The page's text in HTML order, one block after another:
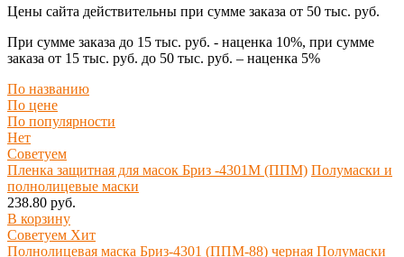
Цены сайта действительны при сумме заказа от 50 тыс. руб.
При сумме заказа до 15 тыс. руб. - наценка 10%, при сумме
заказа от 15 тыс. руб. до 50 тыс. руб. – наценка 5%
По названию
По цене
По популярности
Нет
Советуем
Пленка защитная для масок Бриз -4301М (ППМ) Полумаски и
полнолицевые маски
238.80 руб.
В корзину
Советуем Хит
Полнолицевая маска Бриз-4301 (ППМ-88) черная Полумаски